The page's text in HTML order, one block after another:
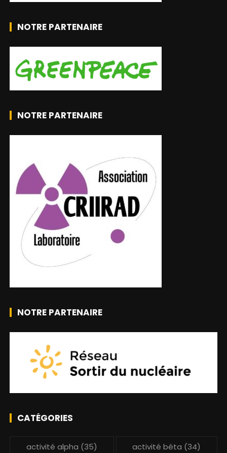
NOTRE PARTENAIRE
NOTRE PARTENAIRE
NOTRE PARTENAIRE
CATÉGORIES
activité alpha (35) activité béta (34)